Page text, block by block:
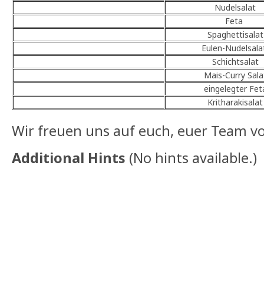
Nudelsalat
Feta
Spaghettisalat
Eulen-
Schichtsalat
Mais-Curry
eingelegter
Kritharakisalat
Wir freuen uns auf euch, euer Team
Additional Hints (No hints available.)